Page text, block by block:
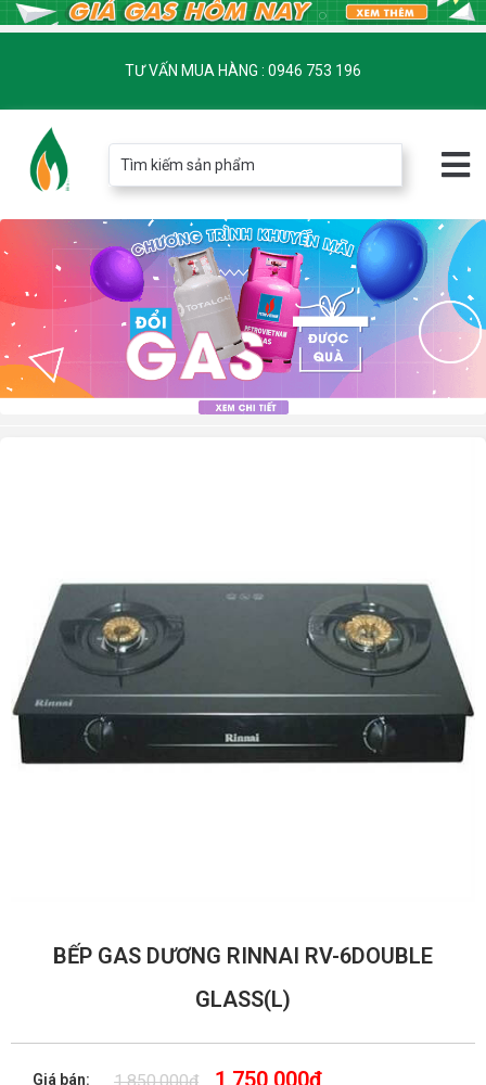
TƯ VẤN MUA HÀNG : 0946 753 196
BẾP GAS DƯƠNG RINNAI RV-6DOUBLE
GLASS(L)
Giá bán: 1,850,000₫ 1,750,000₫